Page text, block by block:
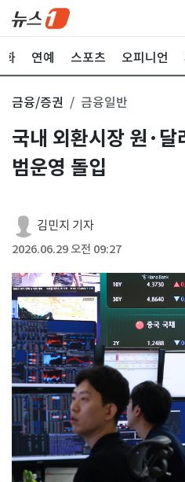
화 연예 스포츠 오피니언
금융/증권 금융일반
국내 외환시장 원·달
범운영 돌입
김민지 기자
2026.06.29 오전 09:27